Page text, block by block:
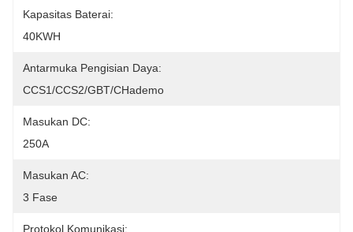
Kapasitas Baterai:
40KWH
Antarmuka Pengisian Daya:
CCS1/CCS2/GBT/CHademo
Masukan DC:
250A
Masukan AC:
3 Fase
Protokol Komunikasi: